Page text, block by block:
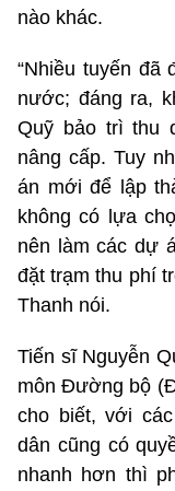
nào khác.
“Nhiều tuyến đã
nước; đáng ra,
Quỹ bảo trì thu
nâng cấp. Tuy
án mới để lập
không có lựa
nên làm các dự
đặt trạm thu phí
Thanh nói.
Tiến sĩ Nguyễn
môn Đường bộ
cho biết, với
dân cũng có
nhanh hơn thì